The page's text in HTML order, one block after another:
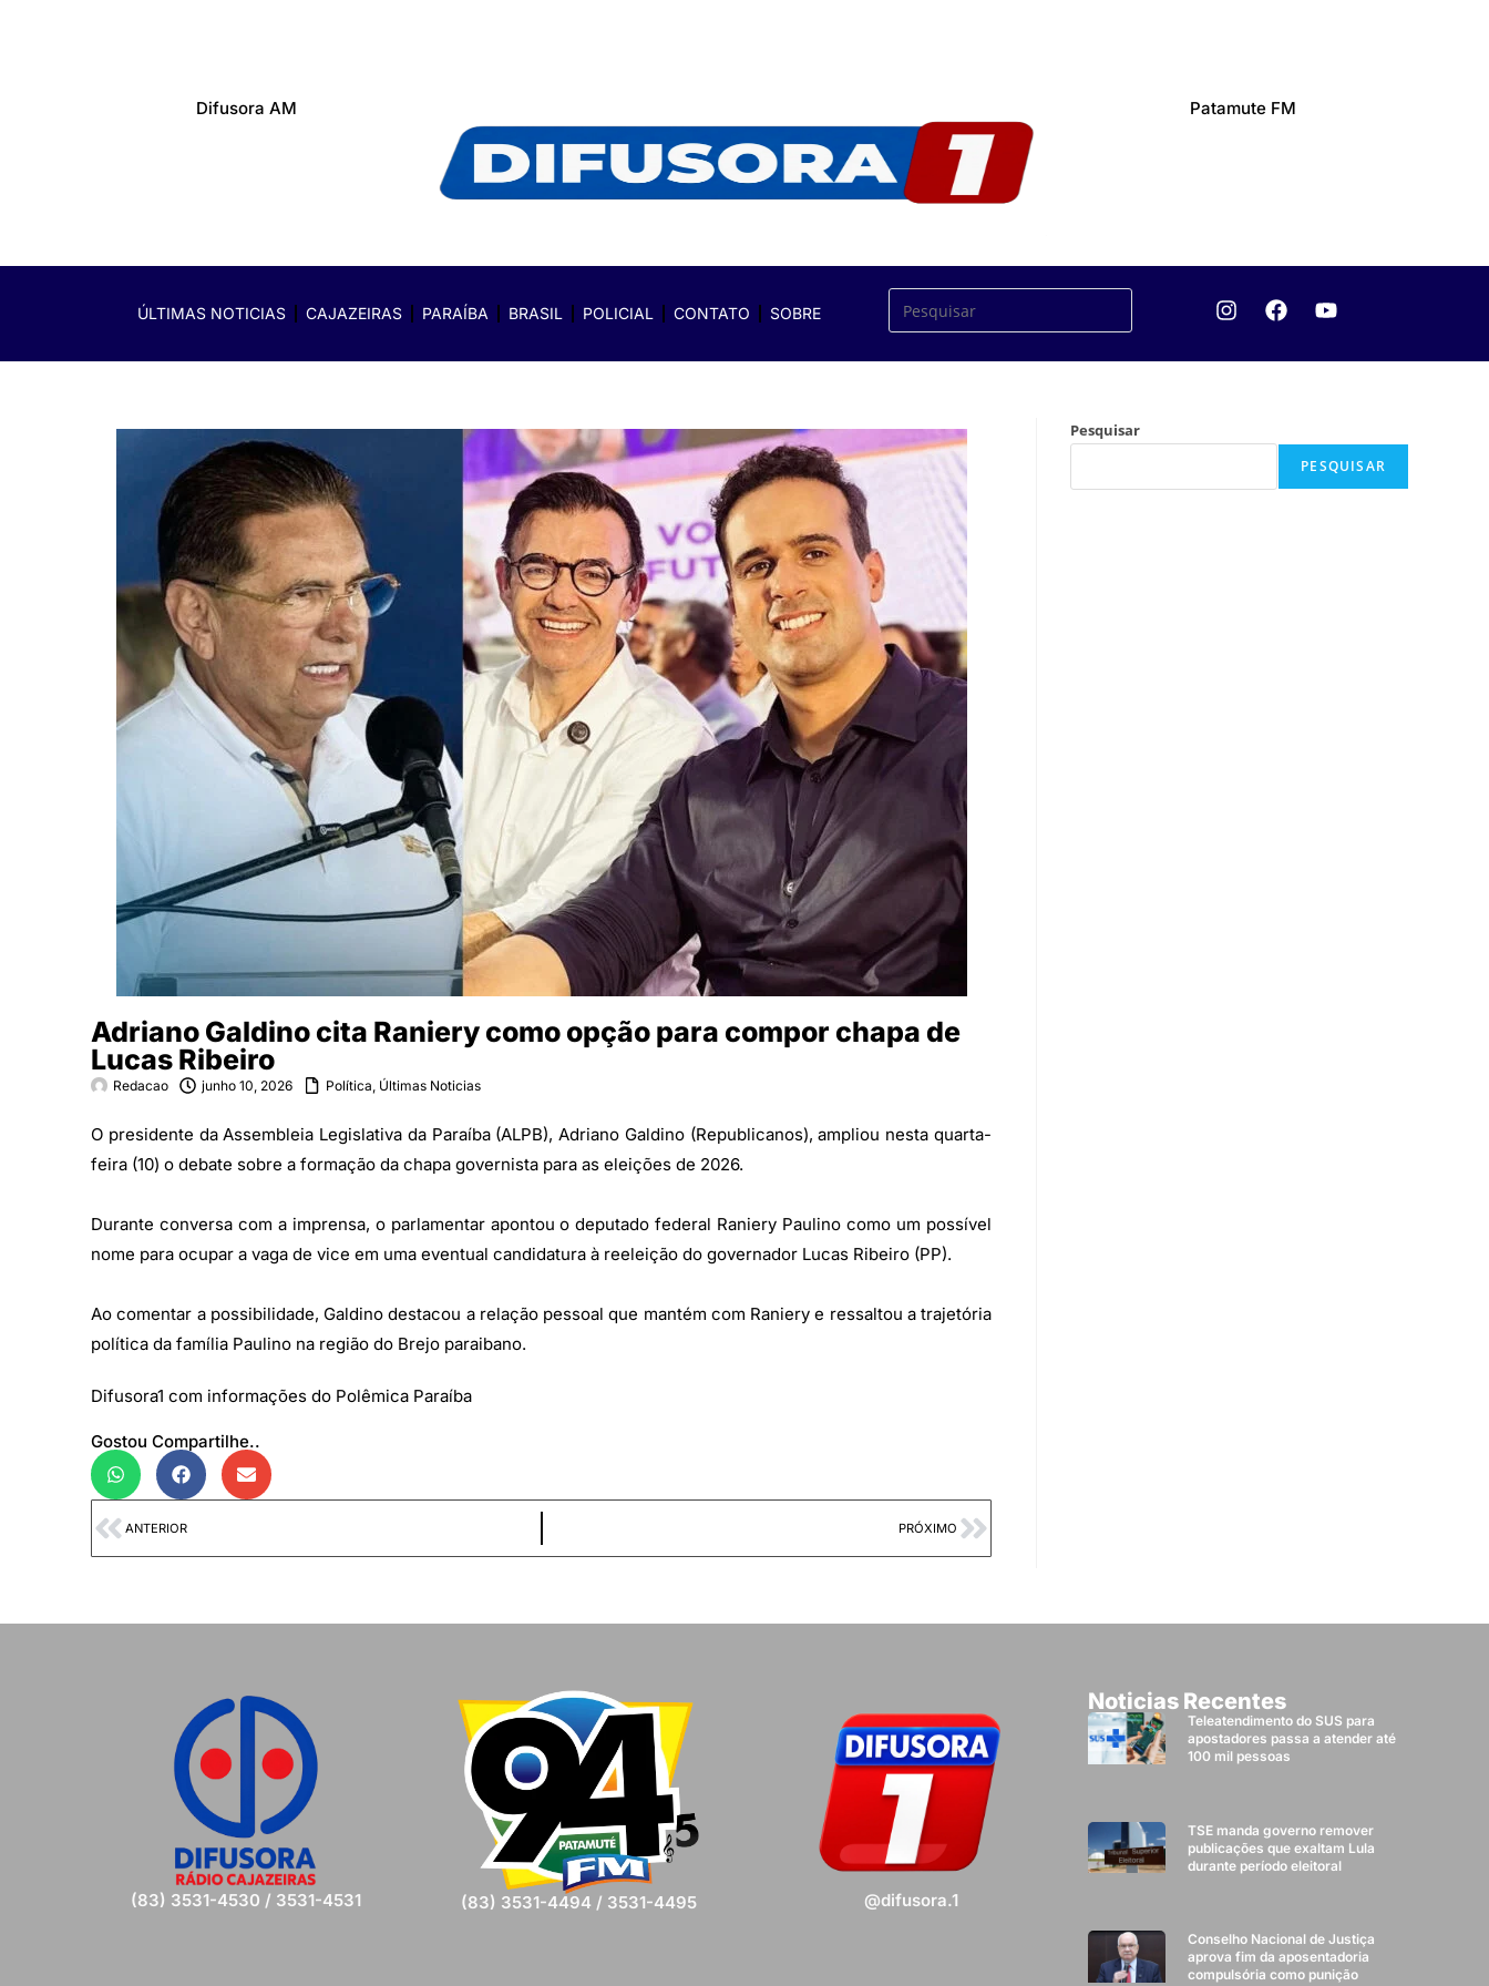
Difusora AM Patamute FM
ÚLTIMAS NOTICIAS CAJAZEIRAS PARAÍBA BRASIL POLICIAL CONTATO SOBRE
Adriano Galdino cita Raniery como opção para compor chapa de
Lucas Ribeiro
Redacao junho 10, 2026 Política, Últimas Noticias
O presidente da Assembleia Legislativa da Paraíba (ALPB), Adriano Galdino (Republicanos), ampliou nesta quarta-
feira (10) o debate sobre a formação da chapa governista para as eleições de 2026.
Durante conversa com a imprensa, o parlamentar apontou o deputado federal Raniery Paulino como um possível
nome para ocupar a vaga de vice em uma eventual candidatura à reeleição do governador Lucas Ribeiro (PP).
Ao comentar a possibilidade, Galdino destacou a relação pessoal que mantém com Raniery e ressaltou a trajetória
política da família Paulino na região do Brejo paraibano.
Difusora1 com informações do Polêmica Paraíba
Gostou Compartilhe..
ANTERIOR PRÓXIMO
Pesquisar
PESQUISAR
(83) 3531-4530 / 3531-4531 (83) 3531-4494 / 3531-4495 @difusora.1
Noticias Recentes
Teleatendimento do SUS para
apostadores passa a atender até
100 mil pessoas
TSE manda governo remover
publicações que exaltam Lula
durante período eleitoral
Conselho Nacional de Justiça
aprova fim da aposentadoria
compulsória como punição